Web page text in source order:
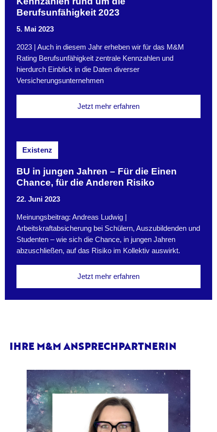
Berufsunfähigkeit 2023
5. Mai 2023
2023 | Auch in diesem Jahr erheben wir für das M&M
Rating Berufsunfähigkeit zentrale Kennzahlen und
hierdurch Einblick in die Daten diverser
Versicherungsunternehmen
Jetzt mehr erfahren
Existenz
BU in jungen Jahren – Für die Einen
Chance, für die Anderen Risiko
22. Juni 2023
Meinungsbeitrag: Andreas Ludwig |
Arbeitskraftabsicherung bei Schülern, Auszubildenden und
Studenten – wie sich die Chance, in jungen Jahren
abzuschließen, auf das Risiko im Kollektiv auswirkt.
Jetzt mehr erfahren
IHRE M&M ANSPRECHPARTNERIN